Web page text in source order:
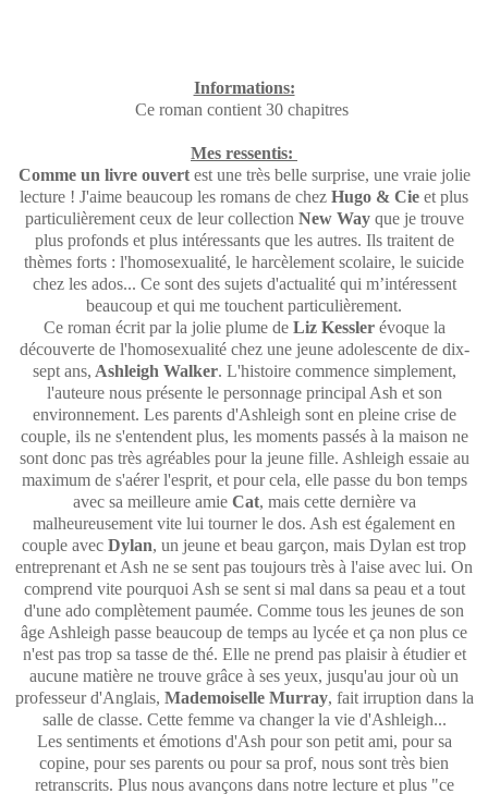
Informations:
Ce roman contient 30 chapitres
Mes ressentis:
Comme un livre ouvert est une très belle surprise, une vraie jolie
lecture ! J'aime beaucoup les romans de chez Hugo & Cie et plus
particulièrement ceux de leur collection New Wayque je trouve
plus profonds et plus intéressants que les autres. Ils traitent de
thèmes forts : l'homosexualité, le harcèlement scolaire, le suicide
chez les ados... Ce sont des sujets d'actualité qui m’intéressent
beaucoup et qui me touchent particulièrement.
Ce roman écrit par la jolie plume deLiz Kesslerévoque la
découverte de l'homosexualité chez une jeune adolescente de dix-
sept ans, Ashleigh Walker. L'histoire commence simplement,
l'auteure nous présente le personnage principal Ash et son
environnement. Les parents d'Ashleigh sont en pleine crise de
couple, ils ne s'entendent plus, les moments passés à la maison ne
sont donc pas très agréables pour la jeune fille. Ashleigh essaie au
maximum de s'aérer l'esprit, et pour cela, elle passe du bon temps
avec sa meilleure amie Cat, mais cette dernière va
malheureusement vite lui tourner le dos. Ash est également en
couple avec Dylan, un jeune et beau garçon, mais Dylan est trop
entreprenant et Ash ne se sent pas toujours très à l'aise avec lui. On
comprend vite pourquoi Ash se sent si mal dans sa peau et a tout
d'une ado complètement paumée. Comme tous les jeunes de son
âge Ashleigh passe beaucoup de temps au lycée et ça non plus ce
n'est pas trop sa tasse de thé. Elle ne prend pas plaisir à étudier et
aucune matière ne trouve grâce à ses yeux, jusqu'au jour où un
professeur d'Anglais, Mademoiselle Murray, fait irruption dans la
salle de classe. Cette femme va changer la vie d'Ashleigh...
Les sentiments et émotions d'Ash pour son petit ami, pour sa
copine, pour ses parents ou pour sa prof, nous sont très bien
retranscrits. Plus nous avançons dans notre lecture et plus "ce